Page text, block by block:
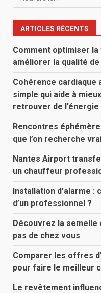
ARTICLES RÉCENTS
Comment optimiser
améliorer la qualité de
Cohérence cardiaque
simple qui aide à
retrouver de l’énergie
Rencontres
que l’on recherche
Nantes Airport
un chauffeur
Installation d’alarme :
d’un professionnel ?
Découvrez la semelle
pas de chez vous
Comparer les offres
pour faire le meilleur
Le revêtement